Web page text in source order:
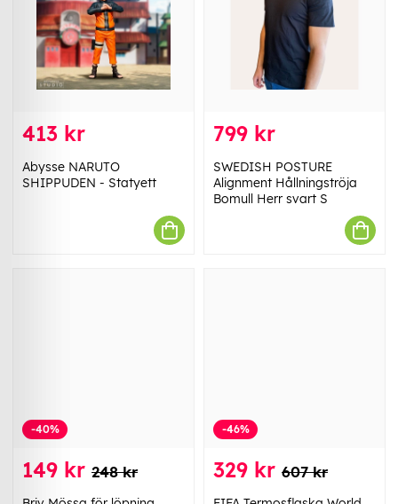
413 kr
Abysse NARUTO
SHIPPUDEN - Statyett
799 kr
SWEDISH POSTURE
Alignment Hållningströja
Bomull Herr svart S
-40%
149 kr 248 kr
-46%
329 kr 607 kr